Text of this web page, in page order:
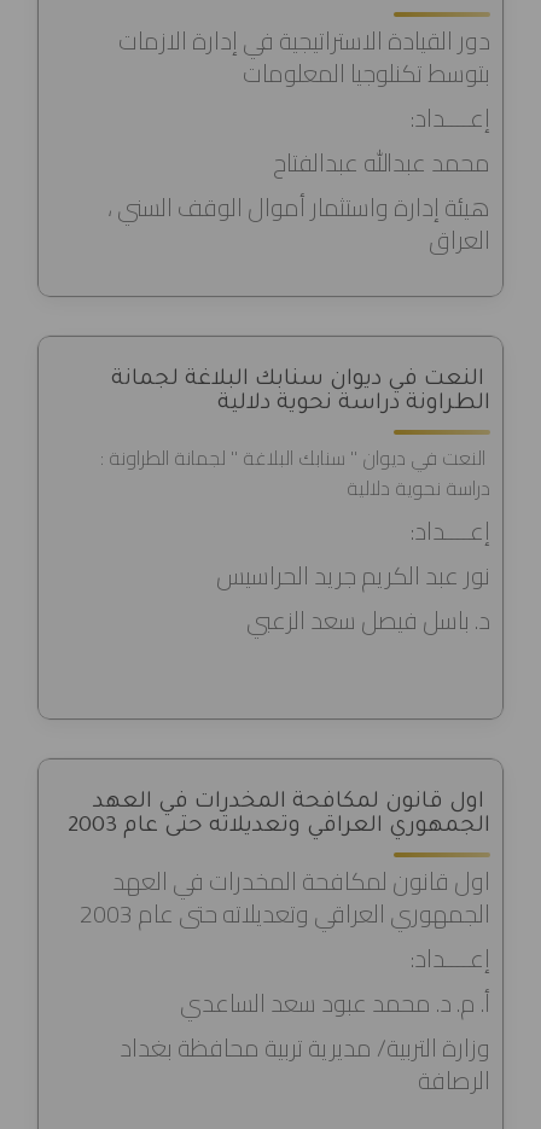
دور القيادة الاستراتيجية في إدارة الازمات
بتوسط تكنلوجيا المعلومات
إعــــداد:
محمد عبدالله عبدالفتاح
هيئة إدارة واستثمار أموال الوقف السني ،
العراق
النعت في ديوان سنابك البلاغة لجمانة
الطراونة دراسة نحوية دلالية
النعت في ديوان " سنابك البلاغة " لجمانة الطراونة :
دراسة نحوية دلالية
إعــــداد:
نور عبد الكريم جريد الحراسيس
د. باسل فيصل سعد الزعبي
اول قانون لمكافحة المخدرات في العهد
الجمهوري العراقي وتعديلاته حتى عام 2003
اول قانون لمكافحة المخدرات في العهد
الجمهوري العراقي وتعديلاته حتى عام 2003
إعــــداد:
أ. م. د. محمد عبود سعد الساعدي
وزارة التربية/ مديرية تربية محافظة بغداد
الرصافة